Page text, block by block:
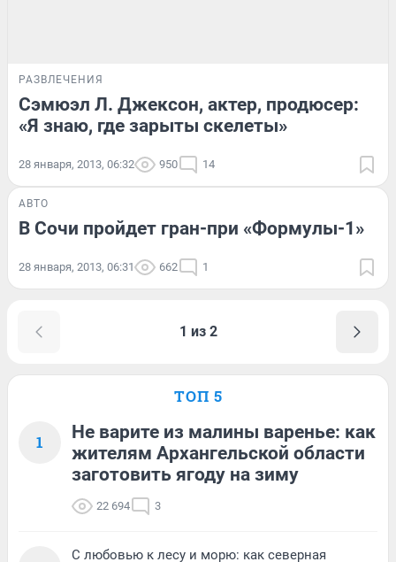
РАЗВЛЕЧЕНИЯ
Сэмюэл Л. Джексон, актер, продюсер:
«Я знаю, где зарыты скелеты»
28 января, 2013, 06:32 950 14
АВТО
В Сочи пройдет гран-при «Формулы-1»
28 января, 2013, 06:31 662 1
1 из 2
ТОП 5
1
Не варите из малины варенье: как
жителям Архангельской области
заготовить ягоду на зиму
22 694 3
С любовью к лесу и морю: как северная